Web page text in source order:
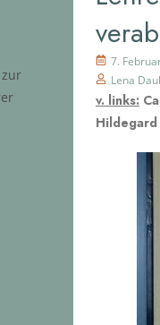
7.
Lena
v. links:
Hildegard